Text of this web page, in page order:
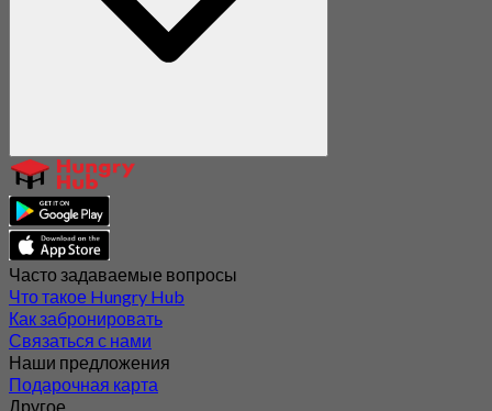
Часто задаваемые вопросы
Что такое Hungry Hub
Как забронировать
Связаться с нами
Наши предложения
Подарочная карта
Другое